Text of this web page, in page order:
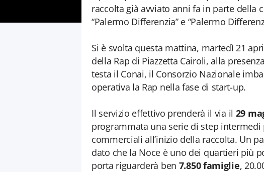
raccolta già avviato anni fa in parte della
“Palermo Differenzia” e “Palermo
Si è svolta questa mattina, martedì 21
della Rap di Piazzetta Cairoli, alla
testa il Conai, il Consorzio Nazionale
operativa la Rap nella fase di start-up.
Il servizio effettivo prenderà il via il 29
programmata una serie di step
commerciali all’inizio della raccolta. Un
dato che la Noce è uno dei quartieri più
porta riguarderà ben 7.850 famiglie,